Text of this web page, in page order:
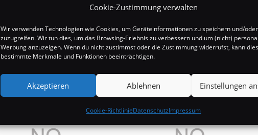
Cookie-Zustimmung verwalten
Wir verwenden Technologien wie Cookies, um Geräteinformationen zu speichern und/
zuzugreifen. Wir tun dies, um das Browsing-Erlebnis zu verbessern und um (nicht)
Werbung anzuzeigen. Wenn du nicht zustimmst oder die Zustimmung widerrufst, kann dies
bestimmte Merkmale und Funktionen beeinträchtigen.
Akzeptieren Ablehnen Einstellungen
Cookie-RichtlinieDatenschutzImpressum